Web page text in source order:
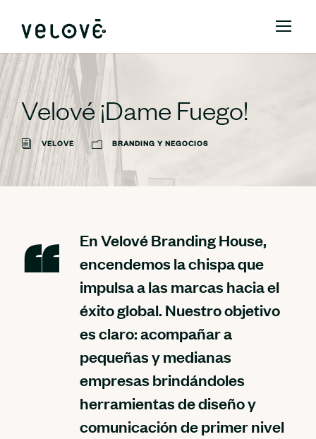
Velové ¡Dame Fuego!
VELOVE BRANDING Y NEGOCIOS
En Velové Branding House,
encendemos la chispa que
impulsa a las marcas hacia el
éxito global. Nuestro objetivo
es claro: acompañar a
pequeñas y medianas
empresas brindándoles
herramientas de diseño y
comunicación de primer nivel